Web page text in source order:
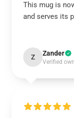
This mug is
and serves its
Z Zander
Verified